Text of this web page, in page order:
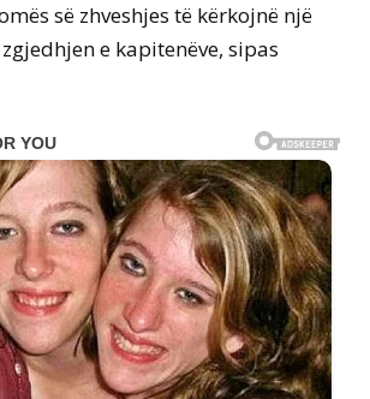
së zhveshjes të kërkojnë një
e kapitenëve, sipas